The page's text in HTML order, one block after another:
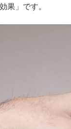
果」です。